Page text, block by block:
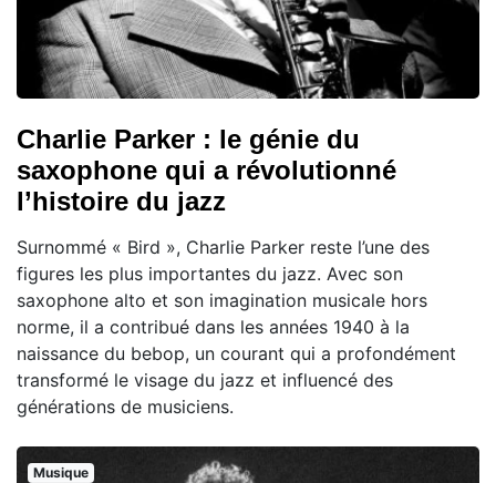
Charlie Parker : le génie du
saxophone qui a révolutionné
l’histoire du jazz
Surnommé « Bird », Charlie Parker reste l’une des
figures les plus importantes du jazz. Avec son
saxophone alto et son imagination musicale hors
norme, il a contribué dans les années 1940 à la
naissance du bebop, un courant qui a profondément
transformé le visage du jazz et influencé des
générations de musiciens.
Musique